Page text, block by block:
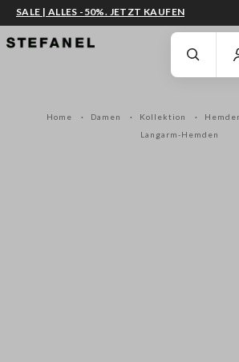
ZUM HAUPTINHALT SPRINGEN GEHEN SIE ZUM
SALE | ALLES -50%. JETZT KAUFEN
Home Damen Kollektion
Langarm-Hemden